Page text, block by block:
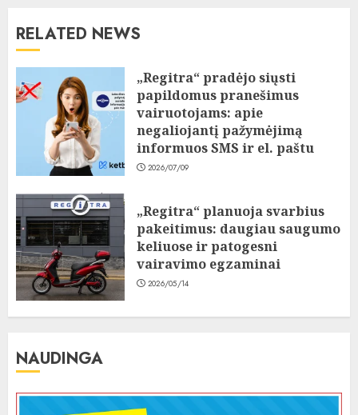
RELATED NEWS
„Regitra“ pradėjo siųsti
papildomus pranešimus
vairuotojams: apie
negaliojantį pažymėjimą
informuos SMS ir el. paštu
2026/07/09
„Regitra“ planuoja svarbius
pakeitimus: daugiau saugumo
keliuose ir patogesni
vairavimo egzaminai
2026/05/14
NAUDINGA